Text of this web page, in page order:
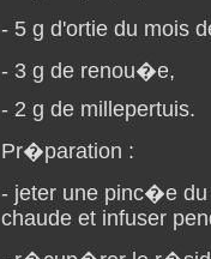
- 5 g d'ortie du mois
- 3 g de renou�e,
- 2 g de millepertuis.
Pr�paration :
- jeter une pinc�e
chaude et infuser